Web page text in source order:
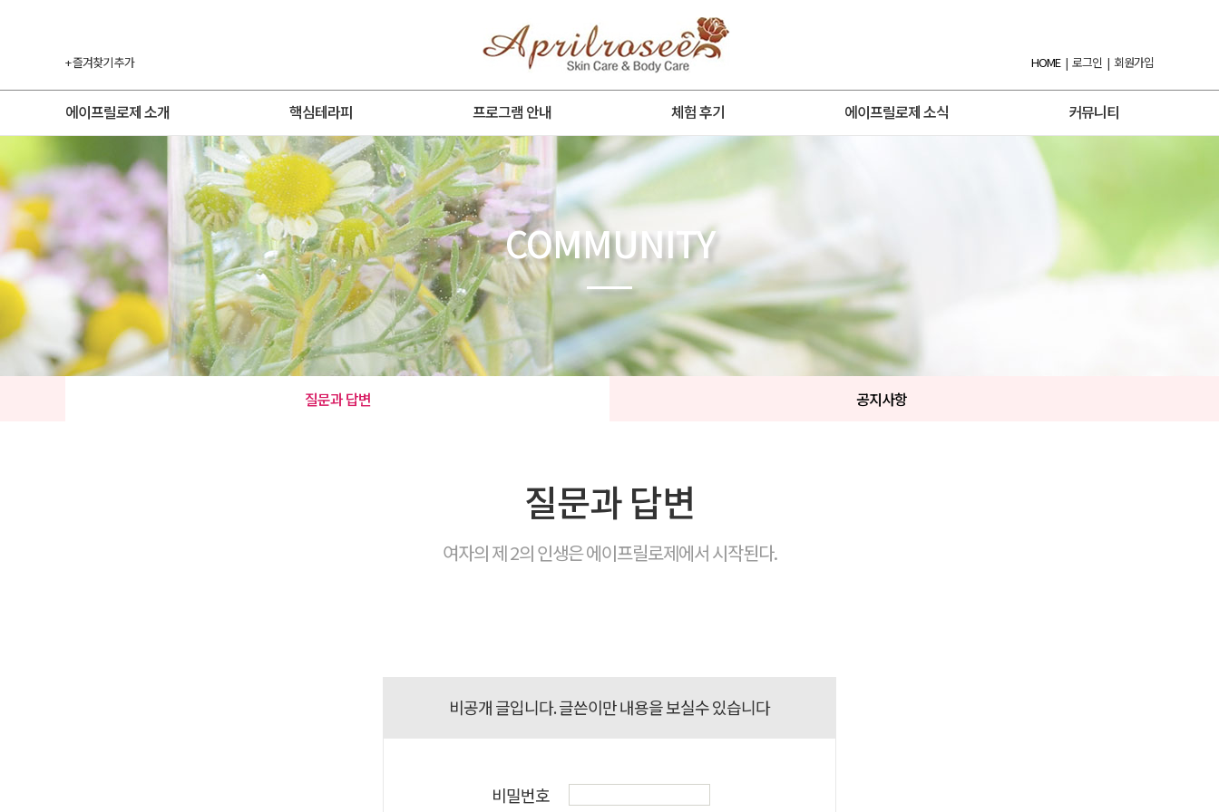
+ 즐겨찾기 추가 HOME | 로그인 | 회원가입
에이프릴로제 소개 핵심테라피 프로그램 안내 체험 후기 에이프릴로제 소식 커뮤니티
COMMUNITY
질문과 답변 공지사항
질문과 답변
여자의 제 2의 인생은 에이프릴로제에서 시작된다.
비공개 글입니다. 글쓴이만 내용을 보실수 있습니다
비밀번호